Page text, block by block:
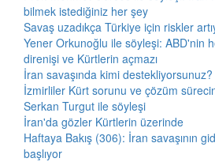
bilmek istediğiniz her şey
Savaş uzadıkça Türkiye için riskler
Yener Orkunoğlu ile söyleşi: ABD'nin
direnişi ve Kürtlerin açmazı
İran savaşında kimi destekliyorsunuz?
İzmirliler Kürt sorunu ve çözüm
Serkan Turgut ile söyleşi
İran'da gözler Kürtlerin üzerinde
Haftaya Bakış (306): İran savaşının
başlıyor